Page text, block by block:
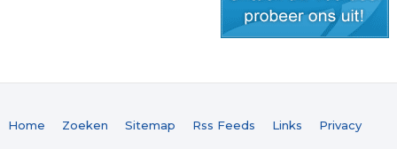
Home Zoeken Sitemap Rss Feeds Links Privacy